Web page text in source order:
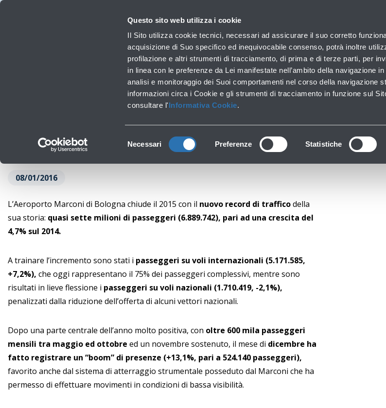
Questo sito web utilizza i cookie
Il Sito utilizza cookie tecnici, necessari ad assicurare il suo corretto
acquisizione di Suo specifico ed inequivocabile consenso, potrà inoltre
profilazione e altri strumenti di tracciamento, di prima e di terze parti, per
in linea con le preferenze da Lei manifestate nell’ambito della navigazione
analisi e monitoraggio dei Suoi comportamenti nel corso della navigazione
informazioni circa i Cookie e gli strumenti di tracciamento in funzione sul
consultare l'Informativa Cookie.
del
Necessari Preferenze Statistiche
Profilo aziendale Business Sala stampa
Nel 2015 sfiorati i 7 milioni
08/01/2016
L’Aeroporto Marconi di Bologna chiude il 2015 con il nuovo record di trafficodella
sua storia: quasi sette milioni di passeggeri (6.889.742), pari ad una crescita del
4,7% sul 2014.
A trainare l’incremento sono stati i passeggeri su voli internazionali (5.171.585,
+7,2%), che oggi rappresentano il 75% dei passeggeri complessivi, mentre sono
risultati in lieve flessione i passeggeri su voli nazionali (1.710.419, -2,1%),
penalizzati dalla riduzione dell’offerta di alcuni vettori nazionali.
Dopo una parte centrale dell’anno molto positiva, con oltre 600 mila passeggeri
mensili tra maggio ed ottobre ed un novembre sostenuto, il mese di dicembre ha
fatto registrare un “boom” di presenze (+13,1%, pari a 524.140 passeggeri),
favorito anche dal sistema di atterraggio strumentale posseduto dal Marconi che ha
permesso di effettuare movimenti in condizioni di bassa visibilità.